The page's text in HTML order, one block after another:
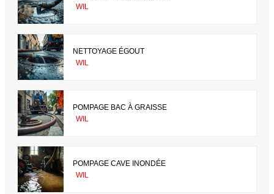
WIL
NETTOYAGE ÉGOUT
WIL
POMPAGE BAC À GRAISSE
WIL
POMPAGE CAVE INONDÉE
WIL